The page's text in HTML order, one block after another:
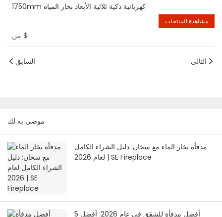
1750mm كهربائية ذكية ثلاثية الأبعاد بخار المياه
$
مشاهدة المنتجات
السابق التالي
موصى به لك
مدفأة بخار الماء مع سخان: دليل الشراء الكامل
لعام 2026 | SE Fireplace
أفضل مدفأة للشقق في عام 2026: أفضل 5